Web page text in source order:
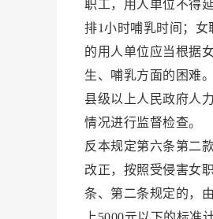
职工，用人单位不得
排1小时哺乳时间；
的用人单位应当根据
生、哺乳方面的困
县级以上人民政府人
情况进行监督检查
反本规定第六条第二
改正，按照受侵害女
条、第二条规定的，